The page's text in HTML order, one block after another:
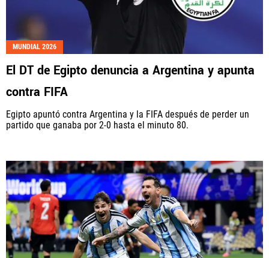
MUNDIAL 2026
El DT de Egipto denuncia a Argentina y apunta
contra FIFA
Egipto apuntó contra Argentina y la FIFA después de perder un
partido que ganaba por 2-0 hasta el minuto 80.